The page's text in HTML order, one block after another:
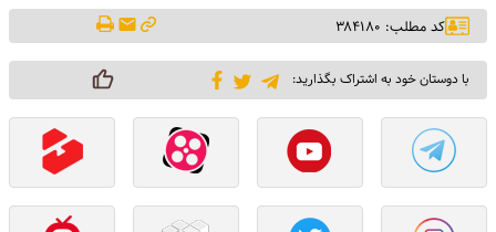
کد مطلب: ۳۸۴۱۸۰
با دوستان خود به اشتراک بگذارید: